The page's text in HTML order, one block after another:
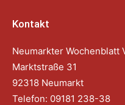
Kontakt
Neumarkter Wochenblatt
Marktstraße 31
92318 Neumarkt
Telefon: 09181 238-38